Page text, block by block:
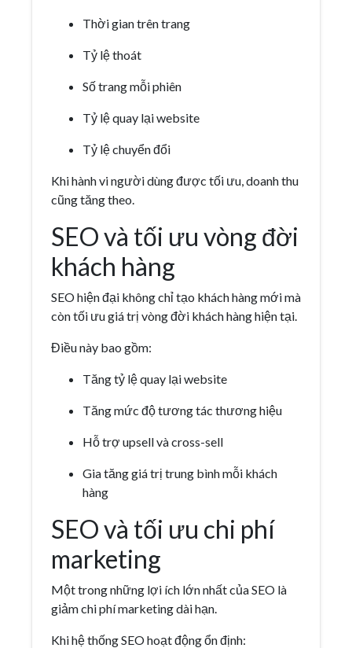
Thời gian trên trang
Tỷ lệ thoát
Số trang mỗi phiên
Tỷ lệ quay lại website
Tỷ lệ chuyển đổi
Khi hành vi người dùng được tối ưu, doanh thu
cũng tăng theo.
SEO và tối ưu vòng đời
khách hàng
SEO hiện đại không chỉ tạo khách hàng mới mà
còn tối ưu giá trị vòng đời khách hàng hiện tại.
Điều này bao gồm:
Tăng tỷ lệ quay lại website
Tăng mức độ tương tác thương hiệu
Hỗ trợ upsell và cross-sell
Gia tăng giá trị trung bình mỗi khách
hàng
SEO và tối ưu chi phí
marketing
Một trong những lợi ích lớn nhất của SEO là
giảm chi phí marketing dài hạn.
Khi hệ thống SEO hoạt động ổn định: